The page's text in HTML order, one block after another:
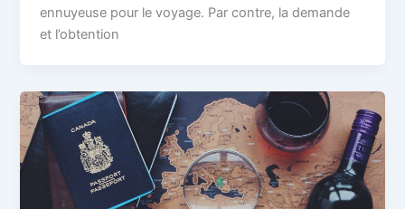
ennuyeuse pour le voyage. Par contre, la demande
et l’obtention